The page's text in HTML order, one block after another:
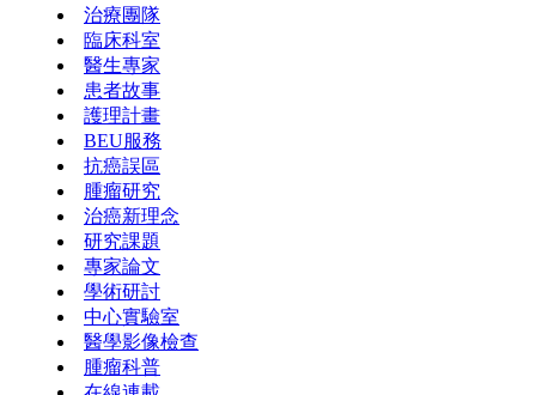
治療團隊
臨床科室
醫生專家
患者故事
護理計畫
BEU服務
抗癌誤區
腫瘤研究
治癌新理念
研究課題
專家論文
學術研討
中心實驗室
醫學影像檢查
腫瘤科普